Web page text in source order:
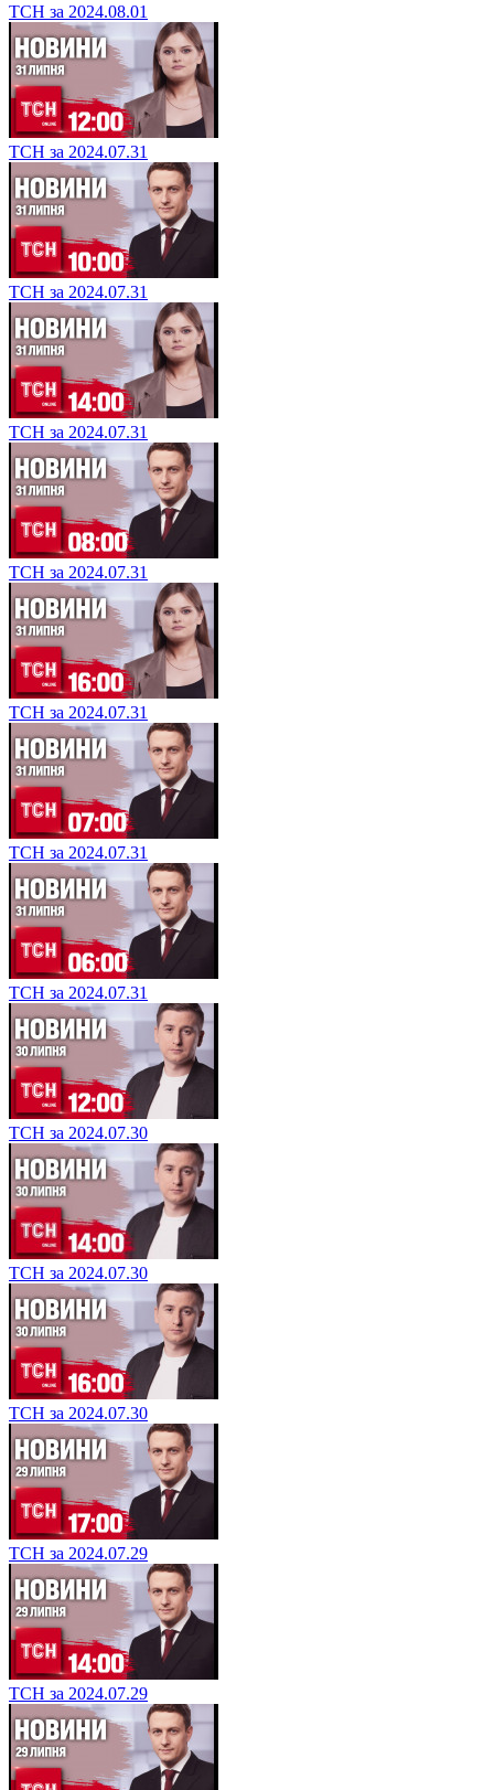
ТСН за 2024.08.01
ТСН за 2024.07.31
ТСН за 2024.07.31
ТСН за 2024.07.31
ТСН за 2024.07.31
ТСН за 2024.07.31
ТСН за 2024.07.31
ТСН за 2024.07.31
ТСН за 2024.07.30
ТСН за 2024.07.30
ТСН за 2024.07.30
ТСН за 2024.07.29
ТСН за 2024.07.29